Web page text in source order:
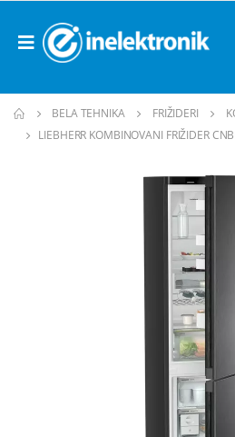
BELA TEHNIKA FRIŽIDERI
LIEBHERR KOMBINOVANI FRIŽIDER